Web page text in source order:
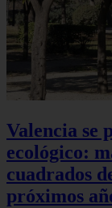
Valencia se
ecológico:
cuadrados
próximos